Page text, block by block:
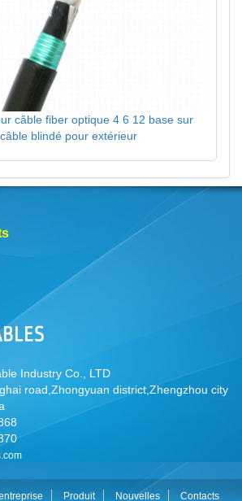
câble fiber optique 4 6 12 base sur
blindé pour extérieur
Industry Co., LTD
road,Zhongyuan district,Zhengzhou city
Produit Nouvelles Contacts